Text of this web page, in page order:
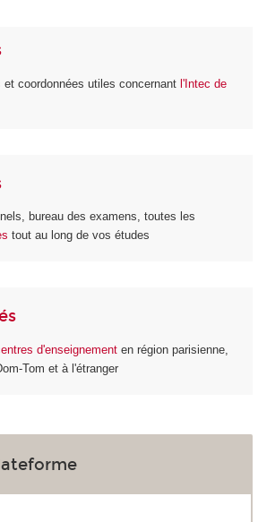
coordonnées utiles concernant l'Intec de
bureau des examens, toutes les
tout au long de vos études
d'enseignement en région parisienne,
Tom et à l'étranger